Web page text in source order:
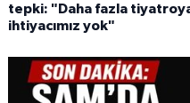
tepki: "Daha fazla
ihtiyacımız yok"